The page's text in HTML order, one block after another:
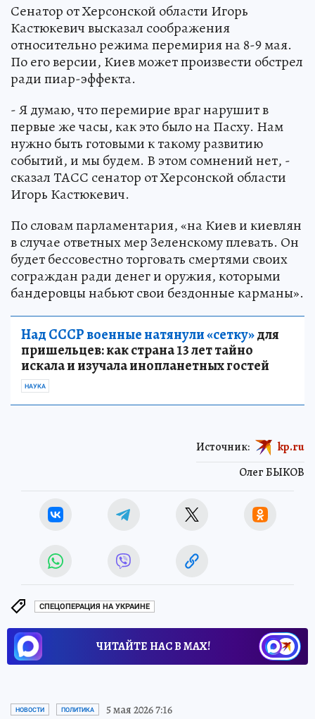
Сенатор от Херсонской области Игорь
Кастюкевич высказал соображения
относительно режима перемирия на 8-9 мая.
По его версии, Киев может произвести обстрел
ради пиар-эффекта.
- Я думаю, что перемирие враг нарушит в
первые же часы, как это было на Пасху. Нам
нужно быть готовыми к такому развитию
событий, и мы будем. В этом сомнений нет, -
сказал ТАСС сенатор от Херсонской области
Игорь Кастюкевич.
По словам парламентария, «на Киев и киевлян
в случае ответных мер Зеленскому плевать. Он
будет бессовестно торговать смертями своих
сограждан ради денег и оружия, которыми
бандеровцы набьют свои бездонные карманы».
Над СССР военные натянули «сетку»для
пришельцев: как страна 13 лет тайно
искала и изучала инопланетных гостей
НАУКА
Олег БЫКОВ
Источник: kp.ru
СПЕЦОПЕРАЦИЯ НА УКРАИНЕ
ЧИТАЙТЕ НАС В МАХ!
НОВОСТИ ПОЛИТИКА 5 мая 2026 7:16